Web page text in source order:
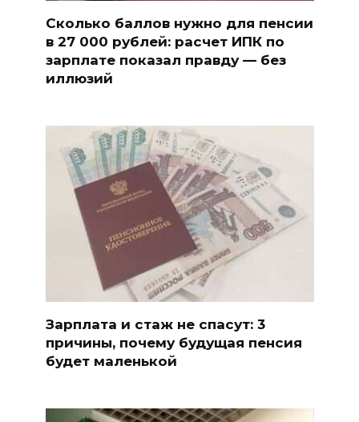
Сколько баллов нужно для пенсии
в 27 000 рублей: расчет ИПК по
зарплате показал правду — без
иллюзий
Зарплата и стаж не спасут: 3
причины, почему будущая пенсия
будет маленькой